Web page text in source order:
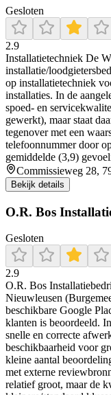
Gesloten
2.9
Installatietechniek De
installatie/
op installatietechniek
installaties. In de
spoed- en
gewerkt), maar staat
tegenover met een
telefoonnummer door
gemiddelde (3,9)
Commissieweg 28,
Bekijk details
O.R. Bos
Gesloten
2.9
O.R. Bos
Nieuwleusen
beschikbare Google
klanten is beoordeeld.
snelle en correcte
beschikbaarheid voor
kleine aantal
met externe
relatief groot, maar de